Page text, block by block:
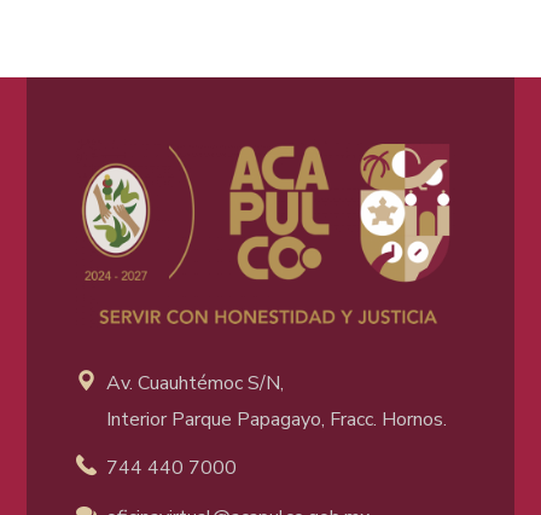
Av. Cuauhtémoc S/N,
Interior Parque Papagayo, Fracc. Hornos.
744 440 7000